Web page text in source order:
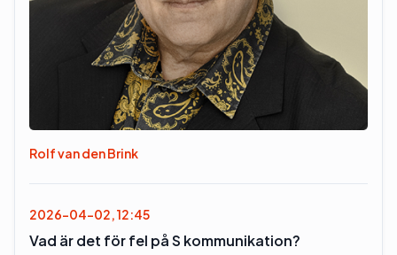
Rolf van den Brink
2026-04-02, 12:45
Vad är det för fel på S kommunikation?